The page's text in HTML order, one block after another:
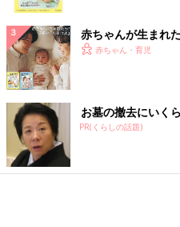
赤ちゃんが生まれ
赤ちゃん・育児
お墓の撤去にいく
PR(くらしの話題)